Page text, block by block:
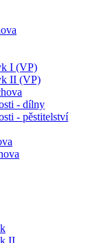
I (VP)
II (VP)
- dílny
- pěstitelství
II